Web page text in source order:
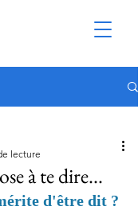
à te dire...
lecture
d'être dit ?